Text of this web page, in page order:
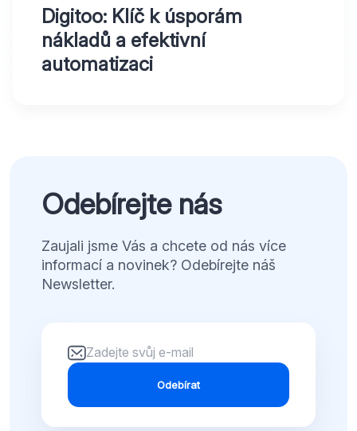
Digitoo: Klíč k úsporám
nákladů a efektivní
automatizaci
Odebírejte nás
Zaujali jsme Vás a chcete od nás více
informací a novinek? Odebírejte náš
Newsletter.
Odebírat